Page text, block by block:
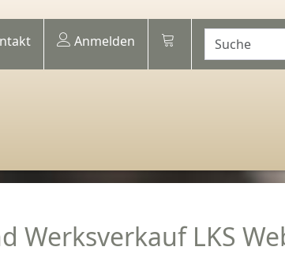
Anmelden
Werksverkauf LKS